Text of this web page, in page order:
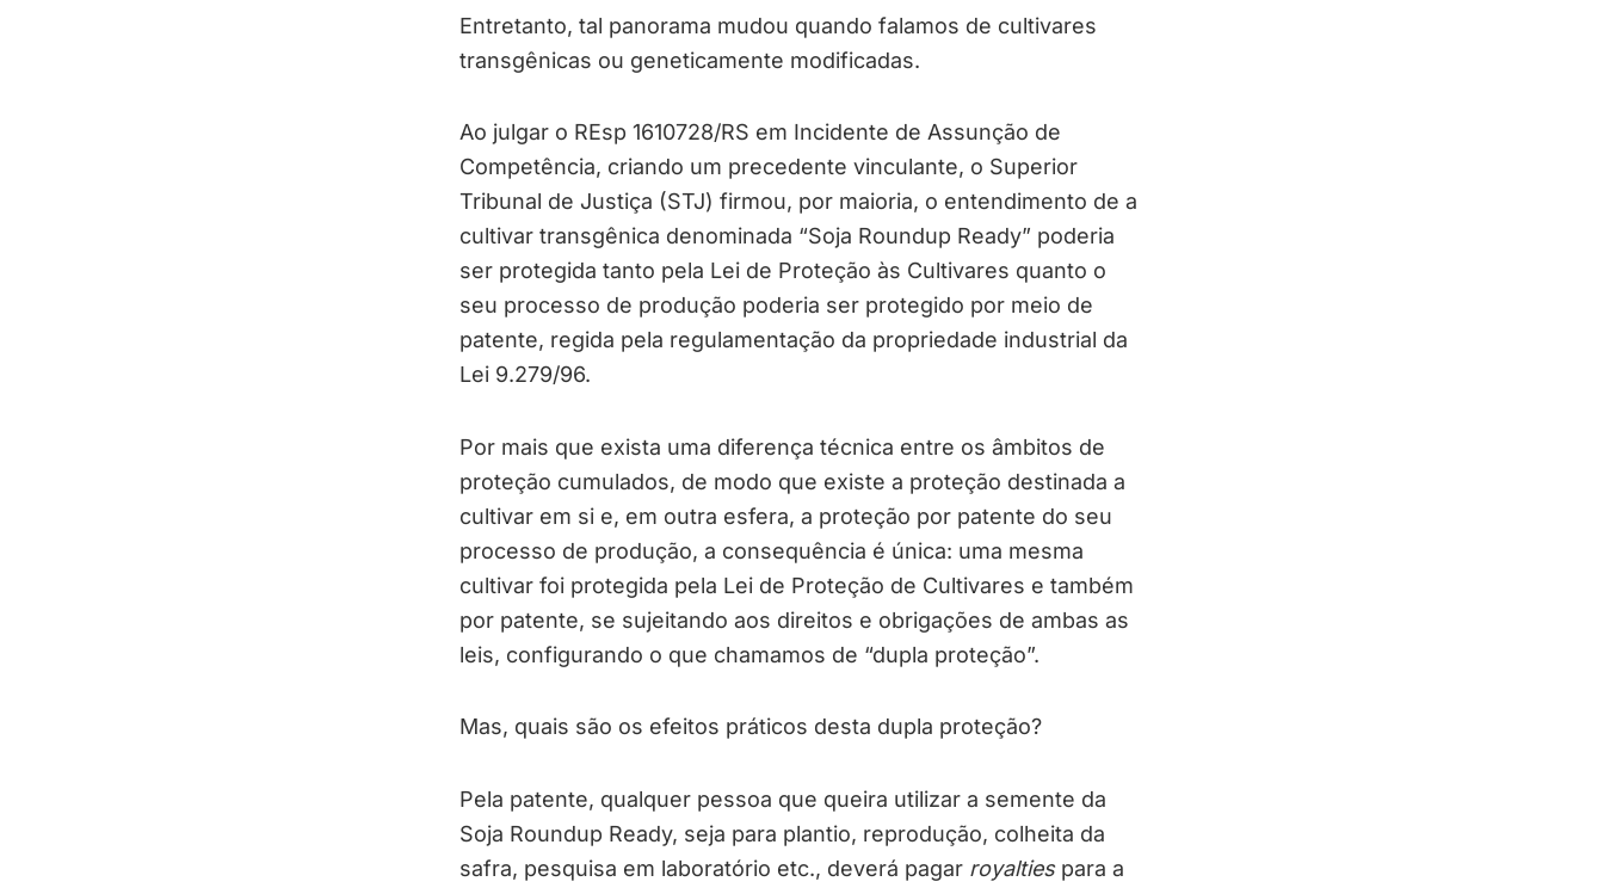
Entretanto, tal panorama mudou quando falamos de cultivares
transgênicas ou geneticamente modificadas.
Ao julgar o REsp 1610728/RS em Incidente de Assunção de
Competência, criando um precedente vinculante, o Superior
Tribunal de Justiça (STJ) firmou, por maioria, o entendimento de a
cultivar transgênica denominada “Soja Roundup Ready” poderia
ser protegida tanto pela Lei de Proteção às Cultivares quanto o
seu processo de produção poderia ser protegido por meio de
patente, regida pela regulamentação da propriedade industrial da
Lei 9.279/96.
Por mais que exista uma diferença técnica entre os âmbitos de
proteção cumulados, de modo que existe a proteção destinada a
cultivar em si e, em outra esfera, a proteção por patente do seu
processo de produção, a consequência é única: uma mesma
cultivar foi protegida pela Lei de Proteção de Cultivares e também
por patente, se sujeitando aos direitos e obrigações de ambas as
leis, configurando o que chamamos de “dupla proteção”.
Mas, quais são os efeitos práticos desta dupla proteção?
Pela patente, qualquer pessoa que queira utilizar a semente da
Soja Roundup Ready, seja para plantio, reprodução, colheita da
safra, pesquisa em laboratório etc., deverá pagar royalties para a